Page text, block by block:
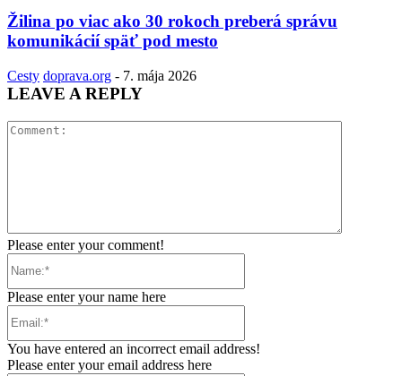
Žilina po viac ako 30 rokoch preberá správu
komunikácií späť pod mesto
Cesty doprava.org - 7. mája 2026
LEAVE A REPLY
Please enter your comment!
Please enter your name here
You have entered an incorrect email address!
Please enter your email address here